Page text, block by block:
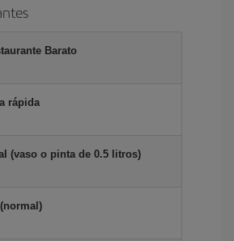
Barato
rápida
(vaso o pinta de 0.5 litros)